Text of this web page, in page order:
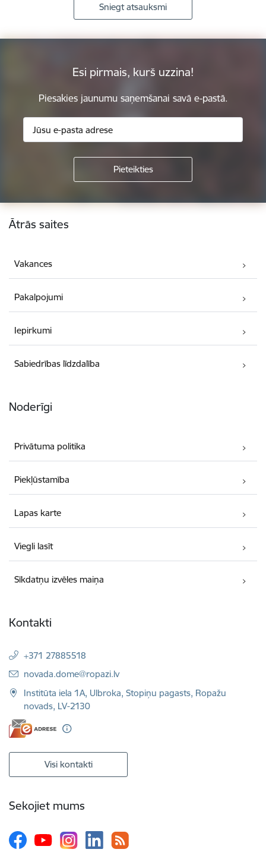
Sniegt atsauksmi
Esi pirmais, kurš uzzina!
Piesakies jaunumu saņemšanai savā e-pastā.
Kājene
Ātrās saites
Vakances
Pakalpojumi
Iepirkumi
Sabiedrības līdzdalība
Noderīgi
Privātuma politika
Piekļūstamība
Lapas karte
Viegli lasīt
Sīkdatņu izvēles maiņa
Kontakti
+371 27885518
E-pasts:
novada.dome@ropazi.lv
Institūta iela 1A, Ulbroka, Stopiņu pagasts, Ropažu
novads, LV-2130
Visi kontakti
Sekojiet mums